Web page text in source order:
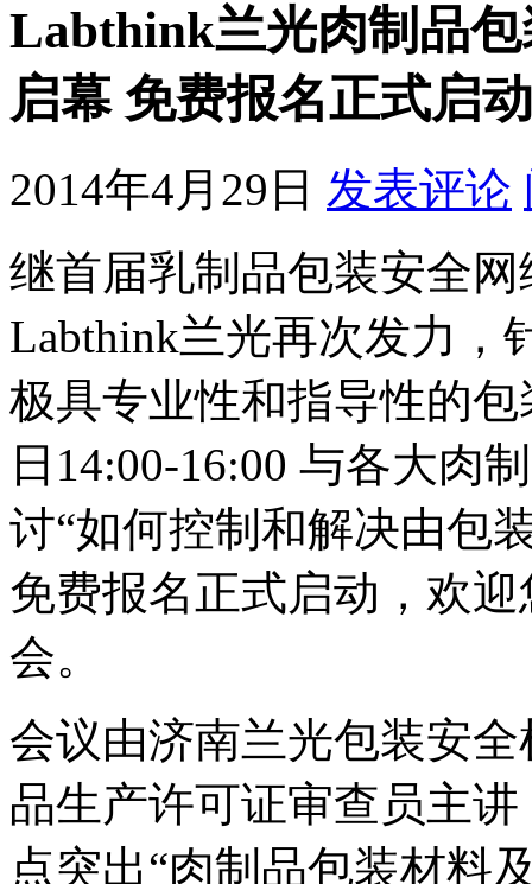
Labthink兰光肉制品
启幕 免费报名正式启动
2014年4月29日 发表评论
继首届乳制品包装安全
Labthink兰光再次发力，
极具专业性和指导性的
日14:00-16:00 与各大肉
讨“如何控制和解决由包
免费报名正式启动，欢迎
会。
会议由济南兰光包装安
品生产许可证审查员主
点突出“肉制品包装材料